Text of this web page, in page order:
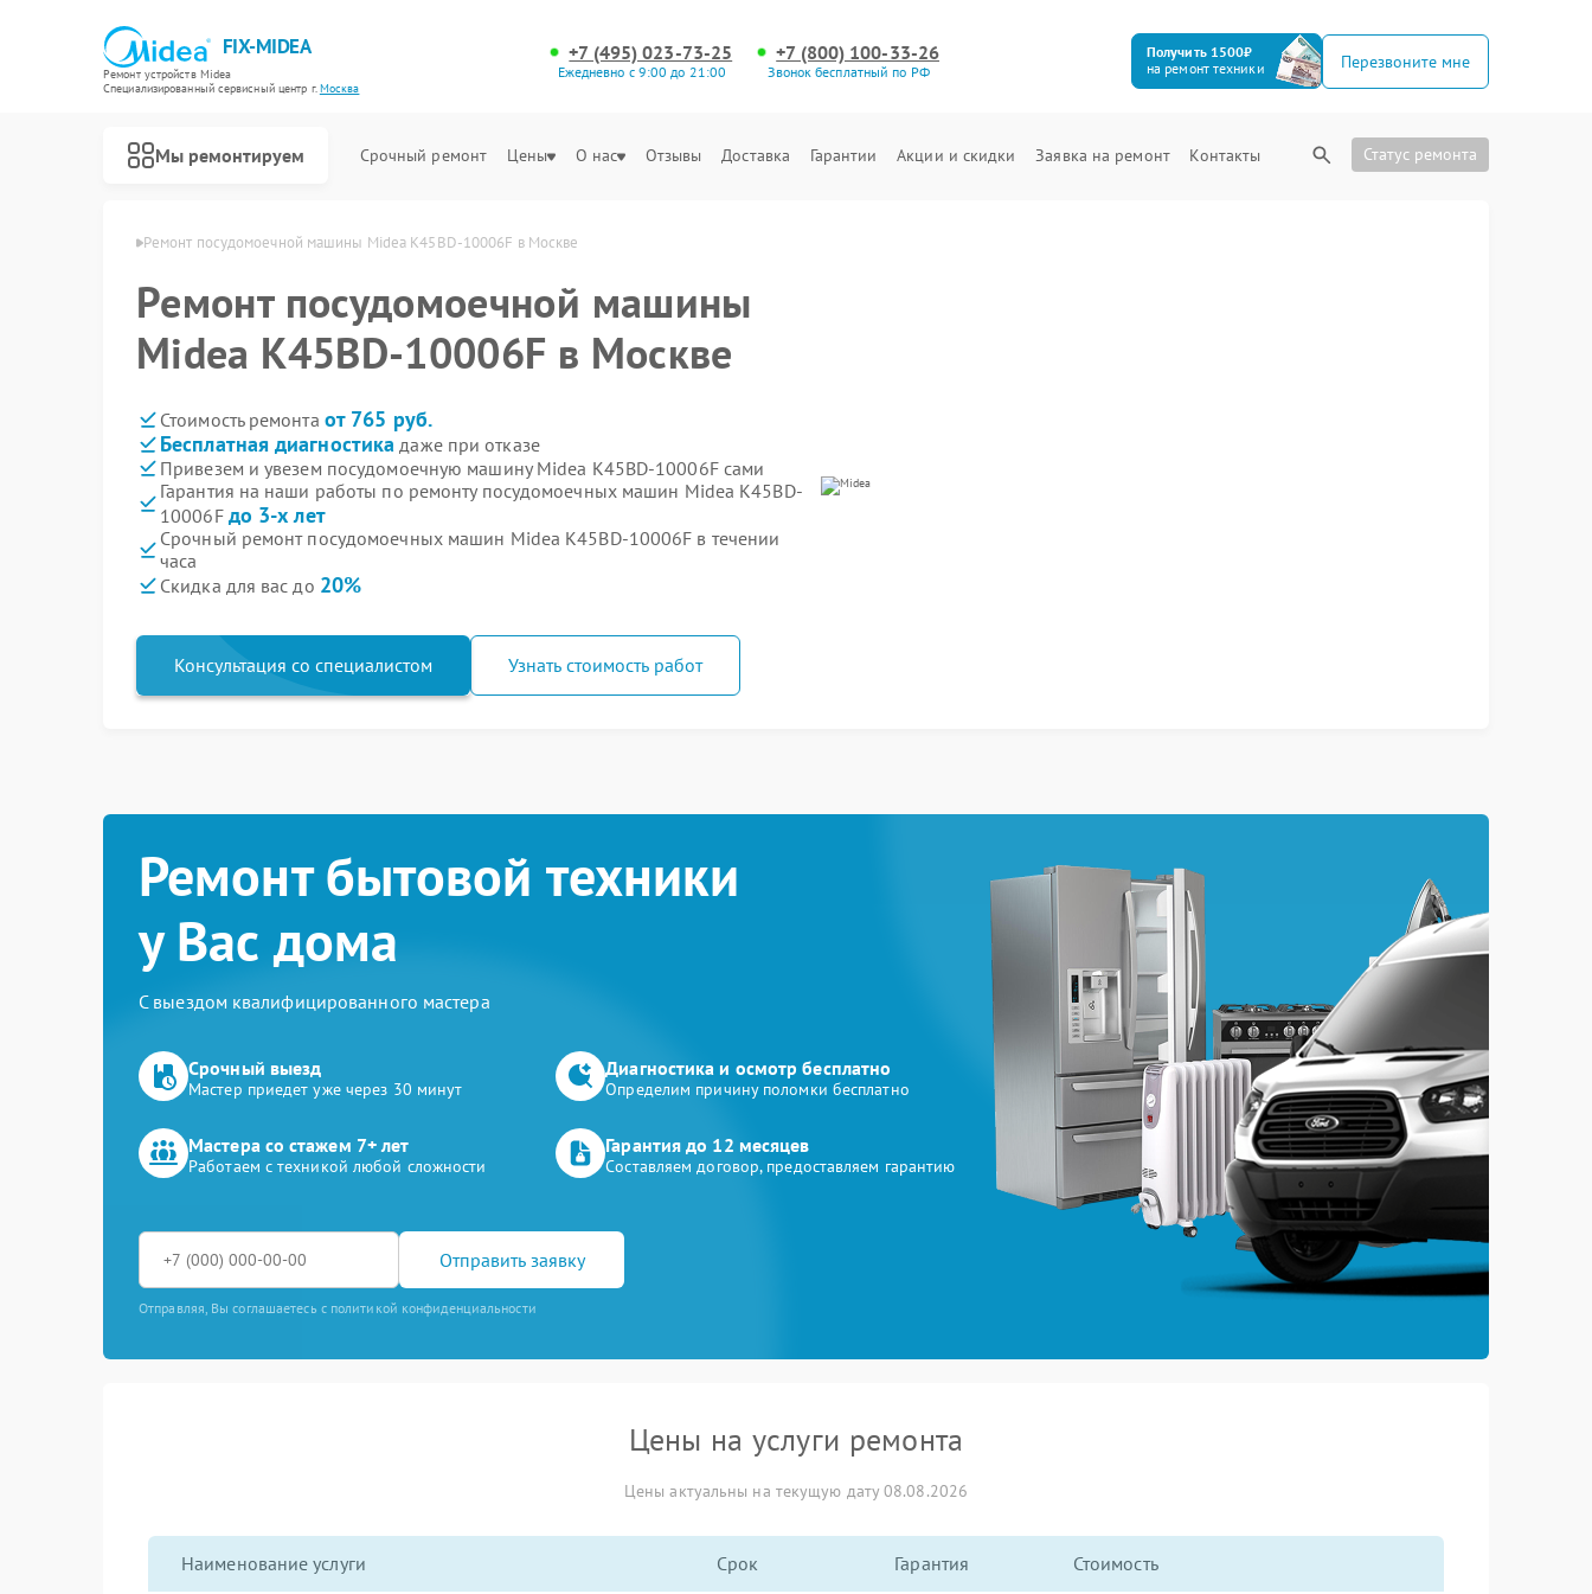
FIX-MIDEA
Ремонт устройств Midea
Специализированный cервисный центр г.Москва
+7 (495) 023-73-25
Ежедневно с 9:00 до 21:00
+7 (800) 100-33-26
Звонок бесплатный по РФ
Получить 1500₽
на ремонт техники
Перезвоните мне
Мы ремонтируем Срочный ремонт Цены О нас Отзывы Доставка Гарантии Акции и скидки Заявка на ремонт Контакты Статус ремонта
Ремонт посудомоечной машины Midea K45BD-10006F в Москве
Ремонт посудомоечной машины
Midea K45BD-10006F в Москве
Стоимость ремонта от 765 руб.
Бесплатная диагностика даже при отказе
Привезем и увезем посудомоечную машину Midea K45BD-10006F сами
Гарантия на наши работы по ремонту посудомоечных машин Midea K45BD-
10006F до 3-х лет
Срочный ремонт посудомоечных машин Midea K45BD-10006F в течении
часа
Скидка для вас до 20%
Консультация со специалистом Узнать стоимость работ
Ремонт бытовой техники
у Вас дома
С выездом квалифицированного мастера
Срочный выезд
Мастер приедет уже через 30 минут
Диагностика и осмотр бесплатно
Определим причину поломки бесплатно
Мастера со стажем 7+ лет
Работаем с техникой любой сложности
Гарантия до 12 месяцев
Составляем договор, предоставляем гарантию
Отправить заявку
Отправляя, Вы соглашаетесь с политикой конфиденциальности
Цены на услуги ремонта
Цены актуальны на текущую дату 08.08.2026
Наименование услуги Срок Гарантия Стоимость